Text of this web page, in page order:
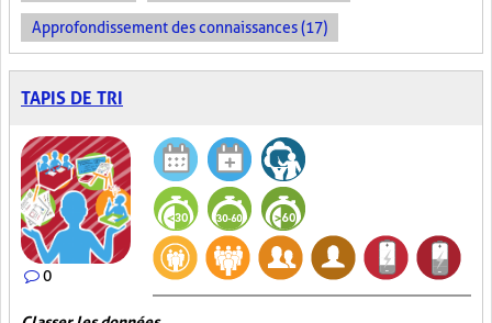
Approfondissement des connaissances (17)
TAPIS DE TRI
0